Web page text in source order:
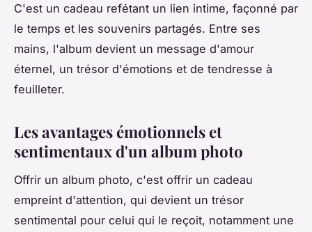
C'est un cadeau refétant un lien intime, façonné par
le temps et les souvenirs partagés. Entre ses
mains, l'album devient un message d'amour
éternel, un trésor d'émotions et de tendresse à
feuilleter.
Les avantages émotionnels et
sentimentaux d'un album photo
Offrir un album photo, c'est offrir un cadeau
empreint d'attention, qui devient un trésor
sentimental pour celui qui le reçoit, notamment une